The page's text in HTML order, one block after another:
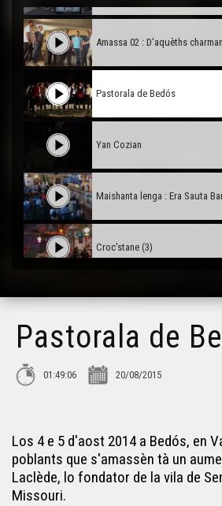
Amassa 02 : D'aquèths
Pastorala de Bedós
Yan Cozian
Maishanta lenga : Era Sauta
Croc'stane (3)
Doctors de Trobar
Maishanta Lenga : Los Hilhs de
Lambrusquera : Amor d'Aussau
Pastorala de
01:49:06 20/08/2015
Los 4 e 5 d'aost 2014 a Bedós, en
poblants que s'amassèn tà un
Laclède, lo fondator de la vila de
Missouri.